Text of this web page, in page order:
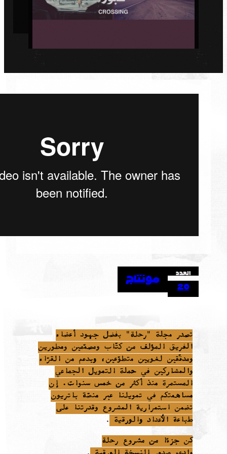
العدد
20
مونتاج
تصدر مجلة "رحلة" بفضل جهود أعضاء
الفريق المؤلف من كتّاب ومصمّمين ومطورين
ومدقّقين لغويين متطوّعين، وبدعم من القرّاء
والمشاركين في حملة التمويل الجماعي
المستمرة منذ أكثر من خمس سنوات. إن
مساهمتكم في تمويلنا عبر منصّة باتريون
تضمن استمرارية المشروع وقدرتنا على
طباعة الأعداد والورقية
.
كن جزءًا من مشروع رحلة